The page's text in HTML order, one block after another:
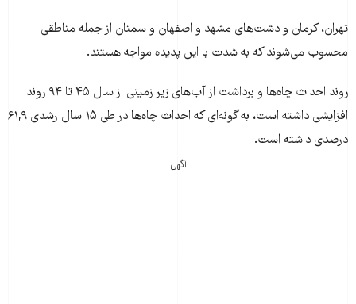
تهران، کرمان و دشت‌های مشهد و اصفهان و سمنان از جمله مناطقی
محسوب می‌شوند که به شدت با این پدیده مواجه هستند.
روند احداث چاه‌ها و برداشت از آب‌های زیر زمینی از سال ۴۵ تا ۹۴ روند
افزایشی داشته است، به گونه‌ای که احداث چاه‌ها در طی ۱۵ سال رشدی ۶۱,۹
درصدی داشته است.
آگهی